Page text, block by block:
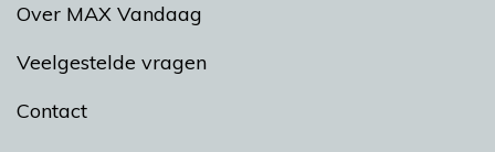
Over MAX Vandaag
Veelgestelde vragen
Contact